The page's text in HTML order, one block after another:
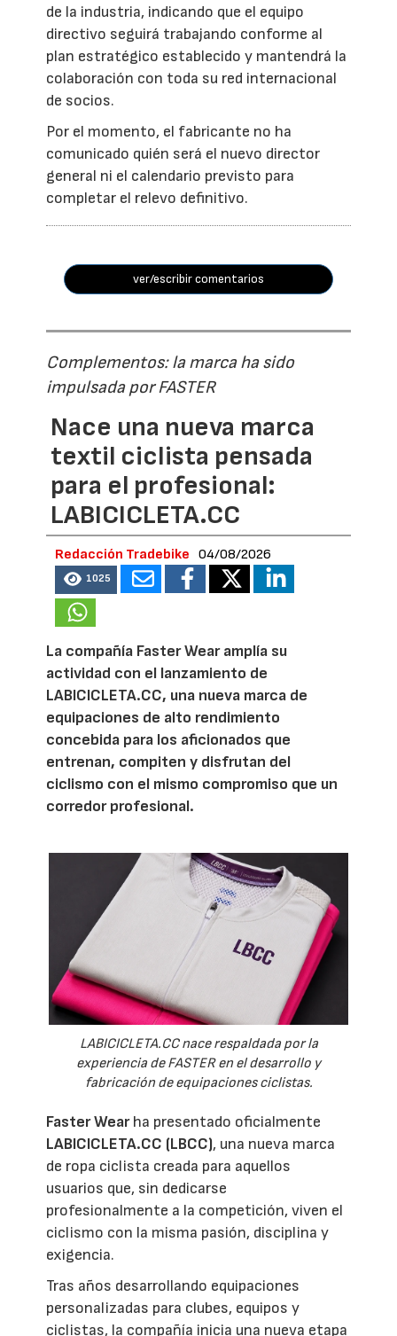
de la industria, indicando que el equipo
directivo seguirá trabajando conforme al
plan estratégico establecido y mantendrá la
colaboración con toda su red internacional
de socios.
Por el momento, el fabricante no ha
comunicado quién será el nuevo director
general ni el calendario previsto para
completar el relevo definitivo.
ver/escribir comentarios
Complementos: la marca ha sido
impulsada por FASTER
Nace una nueva marca
textil ciclista pensada
para el profesional:
LABICICLETA.CC
Redacción Tradebike 04/08/2026
1025
La compañía Faster Wear amplía su
actividad con el lanzamiento de
LABICICLETA.CC, una nueva marca de
equipaciones de alto rendimiento
concebida para los aficionados que
entrenan, compiten y disfrutan del
ciclismo con el mismo compromiso que un
corredor profesional.
LABICICLETA.CC nace respaldada por la
experiencia de FASTER en el desarrollo y
fabricación de equipaciones ciclistas.
Faster Wearha presentado oficialmente
LABICICLETA.CC (LBCC), una nueva marca
de ropa ciclista creada para aquellos
usuarios que, sin dedicarse
profesionalmente a la competición, viven el
ciclismo con la misma pasión, disciplina y
exigencia.
Tras años desarrollando equipaciones
personalizadas para clubes, equipos y
ciclistas, la compañía inicia una nueva etapa